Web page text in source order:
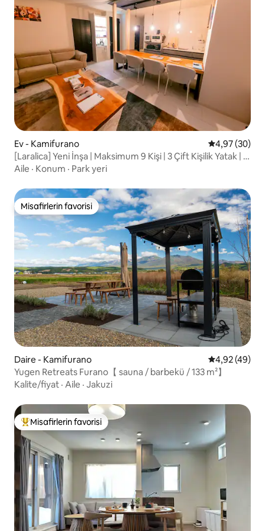
Ev - Kamifurano 5 üzerinden
4,97 (30)
[Laralica] Yeni İnşa | Maksimum 9 Kişi | 3 Çift Kişilik Yatak | 2
Tek Kişilik Yatak | Ailece rahatça konaklayabileceğiniz
Aile · Konum · Park yeri
Misafirlerin favorisi
Misafirlerin favorisi
Daire - Kamifurano 5 üzerinden
4,92 (49)
Yugen Retreats Furano【 sauna / barbekü / 133 m²】
Kalite/fiyat · Aile · Jakuzi
Misafirlerin favorilerinden en beğenilenler arasında
Misafirlerin favorisi